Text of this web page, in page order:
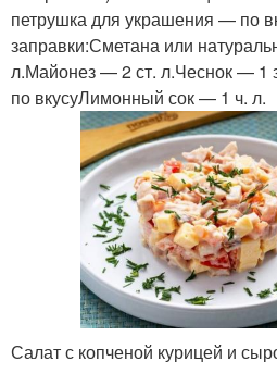
петрушка для украшения — по
заправки:Сметана или
л.Майонез — 2 ст. л.Чеснок — 1
по вкусуЛимонный сок — 1 ч. л.
Салат с копченой курицей и